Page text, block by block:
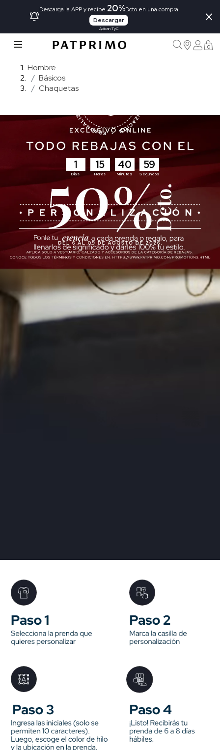
Descarga la APP y recibe 20%Dcto en una compra
Descargar
Aplican TyC
×
0
Hombre
Básicos
Chaquetas
1
Días
15
Horas
40
Minutos
57
Segundos